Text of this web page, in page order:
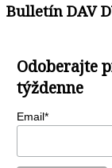
Bulletín DAV
Odoberajte
týždenne
Email*